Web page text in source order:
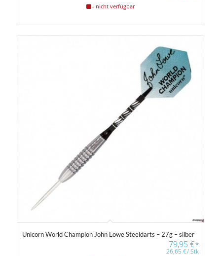
- nicht verfügbar
Unicorn World Champion John Lowe Steeldarts – 27g – silber
79,95€*
26,65€/Stk